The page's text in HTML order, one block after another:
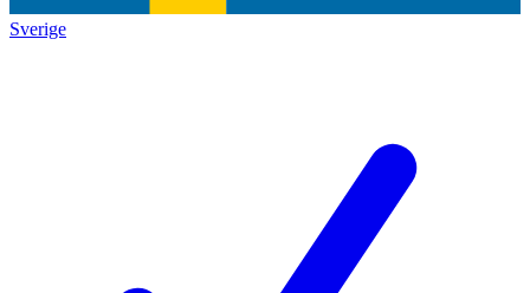
Sverige